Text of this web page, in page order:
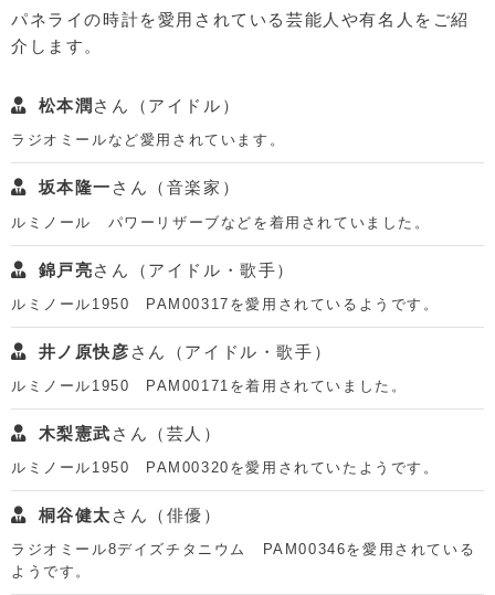
パネライの時計を愛用されている芸能人や有名人をご紹
介します。
松本潤 さん（アイドル）
ラジオミールなど愛用されています。
坂本隆一 さん（音楽家）
ルミノール パワーリザーブなどを着用されていました。
錦戸亮さん（アイドル・歌手）
ルミノール1950 PAM00317を愛用されているようです。
井ノ原快彦 さん（アイドル・歌手）
ルミノール1950 PAM00171を着用されていました。
木梨憲武 さん（芸人）
ルミノール1950 PAM00320を愛用されていたようです。
桐谷健太 さん（俳優）
ラジオミール8デイズチタニウム PAM00346を愛用されている
ようです。